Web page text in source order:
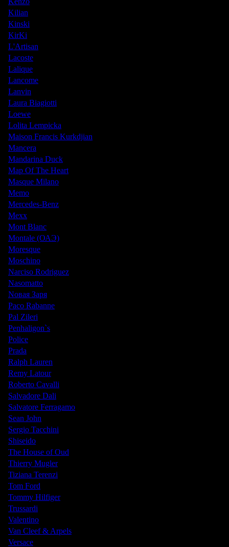
Kilian
Kinski
KirKi
L'Artisan
Lacoste
Lalique
Lancome
Lanvin
Laura Biagiotti
Loewe
Lolita Lempicka
Maison Francis Kurkdjian
Mancera
Mandarina Duck
Map Of The Heart
Masque Milano
Memo
Mercedes-Benz
Mexx
Mont Blanc
Montale (ОАЭ)
Moresque
Moschino
Narciso Rodriguez
Nasomatto
Nовая Заря
Paco Rabanne
Pal Zileri
Penhaligon`s
Police
Prada
Ralph Lauren
Remy Latour
Roberto Cavalli
Salvadore Dali
Salvatore Ferragamo
Sean John
Sergio Tacchini
Shiseido
The House of Oud
Thierry Mugler
Tiziana Terenzi
Tom Ford
Tommy Hilfiger
Trussardi
Valentino
Van Cleef & Arpels
Versace